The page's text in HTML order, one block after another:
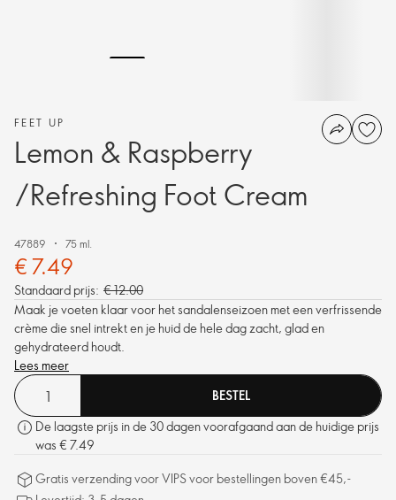
FEET UP
Lemon & Raspberry
/Refreshing Foot Cream
47889 75 ml.
€ 7.49
Standaard prijs: € 12.00
Maak je voeten klaar voor het sandalen­seizoen met een verfrissende
crème die snel intrekt en je huid de hele dag zacht, glad en
gehydrateerd houdt.
Lees meer
BESTEL
De laagste prijs in de 30 dagen voorafgaand aan de huidige prijs
was € 7.49
Gratis verzending voor VIPS voor bestellingen boven €45,-